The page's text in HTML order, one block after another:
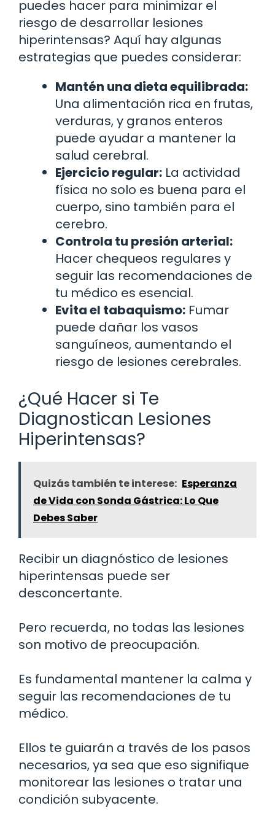
puedes hacer para minimizar el
riesgo de desarrollar lesiones
hiperintensas? Aquí hay algunas
estrategias que puedes considerar:
Mantén una dieta equilibrada:
Una alimentación rica en frutas,
verduras, y granos enteros
puede ayudar a mantener la
salud cerebral.
Ejercicio regular: La actividad
física no solo es buena para el
cuerpo, sino también para el
cerebro.
Controla tu presión arterial:
Hacer chequeos regulares y
seguir las recomendaciones de
tu médico es esencial.
Evita el tabaquismo: Fumar
puede dañar los vasos
sanguíneos, aumentando el
riesgo de lesiones cerebrales.
¿Qué Hacer si Te
Diagnostican Lesiones
Hiperintensas?
Quizás también te interese: Esperanza
de Vida con Sonda Gástrica: Lo Que
Debes Saber
Recibir un diagnóstico de lesiones
hiperintensas puede ser
desconcertante.
Pero recuerda, no todas las lesiones
son motivo de preocupación.
Es fundamental mantener la calma y
seguir las recomendaciones de tu
médico.
Ellos te guiarán a través de los pasos
necesarios, ya sea que eso signifique
monitorear las lesiones o tratar una
condición subyacente.